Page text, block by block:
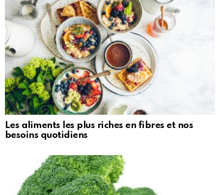
Les aliments les plus riches en fibres et nos
besoins quotidiens